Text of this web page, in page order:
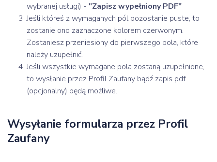
wybranej usługi) - "Zapisz wypełniony PDF"
Jeśli któreś z wymaganych pól pozostanie puste, to
zostanie ono zaznaczone kolorem czerwonym.
Zostaniesz przeniesiony do pierwszego pola, które
należy uzupełnić.
Jeśli wszystkie wymagane pola zostaną uzupełnione,
to wysłanie przez Profil Zaufany bądź zapis pdf
(opcjonalny) będą możliwe.
Wysyłanie formularza przez Profil
Zaufany